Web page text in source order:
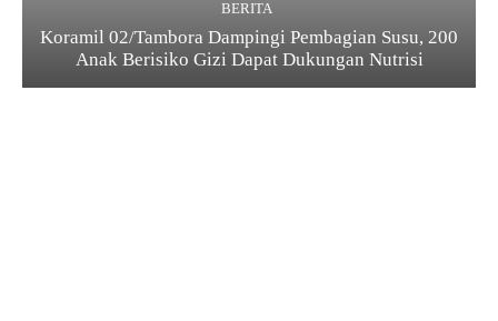
BERITA
Koramil 02/Tambora Dampingi Pembagian Susu, 200
Anak Berisiko Gizi Dapat Dukungan Nutrisi